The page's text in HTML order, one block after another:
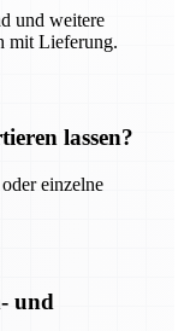
und weitere
mit Lieferung.
lassen?
einzelne
und